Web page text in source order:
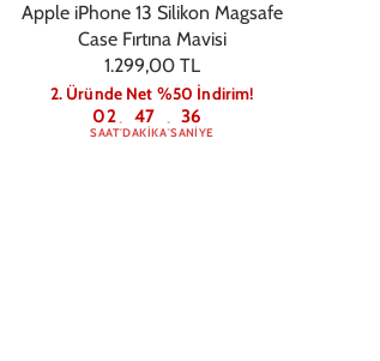
Apple iPhone 13 Silikon Magsafe
Case Fırtına Mavisi
1.299,00 TL
2. Üründe Net %50 İndirim!
02
SAAT: 47
DAKIKA: 36
SANIYE